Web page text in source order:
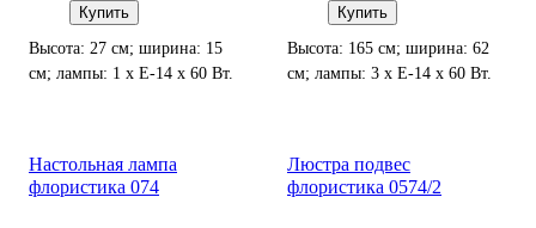
Купить
Высота: 27 см; ширина: 15
см; лампы: 1 х Е-14 х 60 Вт.
Купить
Высота: 165 см; ширина: 62
см; лампы: 3 х Е-14 х 60 Вт.
Настольная лампа
флористика 074
Люстра подвес
флористика 0574/2